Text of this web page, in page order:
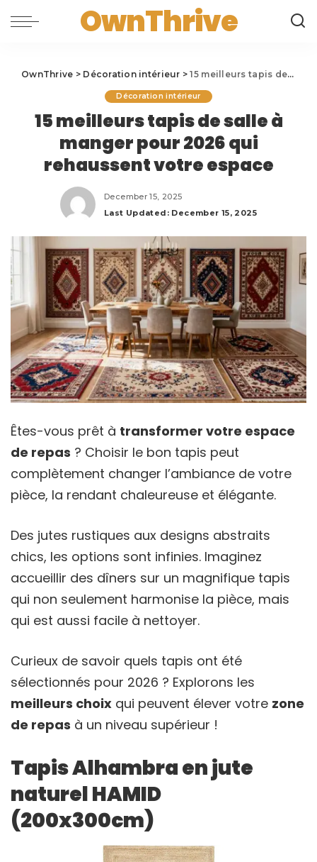
OwnThrive
OwnThrive > Décoration intérieur >15 meilleurs tapis de salle à manger pour 2026 qui rehaussent votre espace
Décoration intérieur
15 meilleurs tapis de salle à
manger pour 2026 qui
rehaussent votre espace
December 15, 2025
Last Updated: December 15, 2025
Êtes-vous prêt à transformer votre espace
de repas ? Choisir le bon tapis peut
complètement changer l’ambiance de votre
pièce, la rendant chaleureuse et élégante.
Des jutes rustiques aux designs abstraits
chics, les options sont infinies. Imaginez
accueillir des dîners sur un magnifique tapis
qui non seulement harmonise la pièce, mais
qui est aussi facile à nettoyer.
Curieux de savoir quels tapis ont été
sélectionnés pour 2026 ? Explorons les
meilleurs choix qui peuvent élever votre zone
de repas à un niveau supérieur !
Tapis Alhambra en jute
naturel HAMID
(200x300cm)